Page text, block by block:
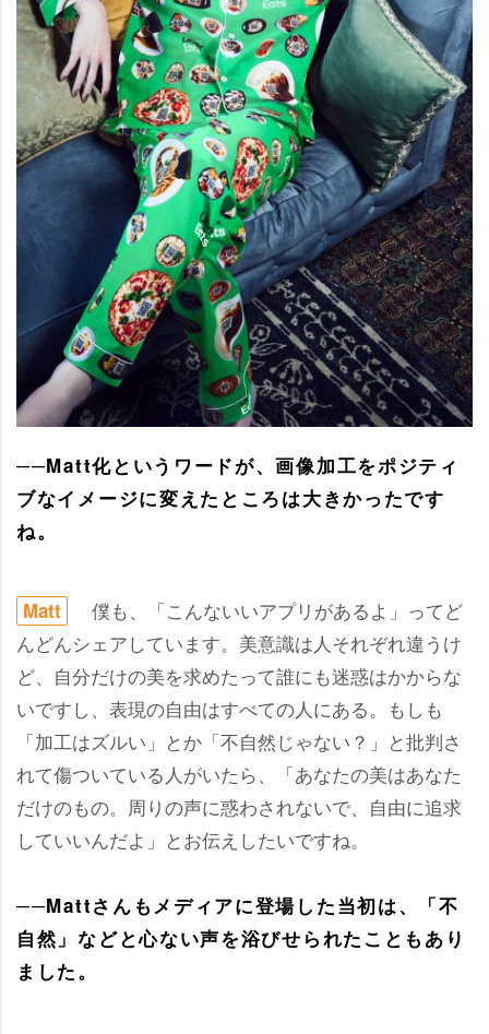
──Matt化というワードが、画像加工をポジティ
ブなイメージに変えたところは大きかったです
ね。
Matt
僕も、「こんないいアプリがあるよ」ってど
んどんシェアしています。美意識は人それぞれ違うけ
ど、自分だけの美を求めたって誰にも迷惑はかからな
いですし、表現の自由はすべての人にある。もしも
「加工はズルい」とか「不自然じゃない？」と批判さ
れて傷ついている人がいたら、「あなたの美はあなた
だけのもの。周りの声に惑わされないで、自由に追求
していいんだよ」とお伝えしたいですね。
──Mattさんもメディアに登場した当初は、「不
自然」などと心ない声を浴びせられたこともあり
ました。